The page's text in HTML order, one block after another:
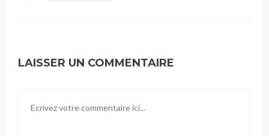
LAISSER UN COMMENTAIRE